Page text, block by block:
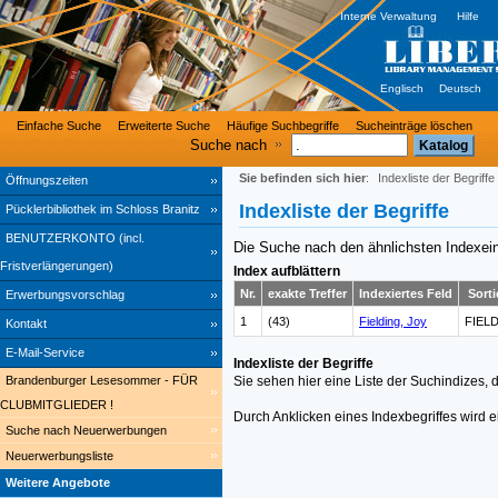
Öffnungszeiten
Pücklerbibliothek im Schloss Branitz
BENUTZERKONTO (incl.
Fristverlängerungen)
Erwerbungsvorschlag
Kontakt
E-Mail-Service
Einfache Suche Erweiterte Suche Häufige Suchbegriffe Sucheinträge löschen
Interne Verwaltung Hilfe
Englisch Deutsch
Brandenburger Lesesommer - FÜR
CLUBMITGLIEDER !
Suche nach Neuerwerbungen
Neuerwerbungsliste
Weitere Angebote
Sie befinden sich hier: Indexliste der Begriffe
Indexliste der Begriffe
Die Suche nach den ähnlichsten
Index aufblättern
Nr. exakte Treffer Indexiertes Feld
1 (43) Fielding, Joy
Indexliste der Begriffe
Sie sehen hier eine Liste der Suchindizes,
Durch Anklicken eines Indexbegriffes wird
Suche nach